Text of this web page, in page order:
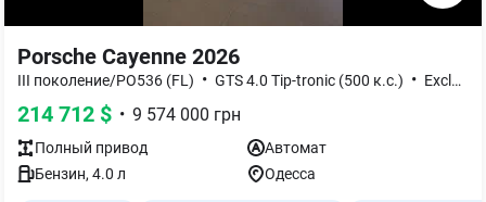
Porsche Cayenne 2026
III поколение/PO536 (FL) • GTS 4.0 Tip-tronic (500 к.с.) • Exclusive Manufaktur
214 712 $ • 9 574 000 грн
Полный привод
Автомат
Бензин, 4.0 л Одесса